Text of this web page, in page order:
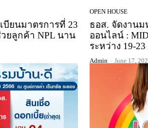
บียนมาตรการที่ 23
ยลูกค้า NPL นาน
OPEN HOUSE
ธอส. จัดงานม
ออนไลน์ : MID
ระหว่าง 19-
Admin - June 17,